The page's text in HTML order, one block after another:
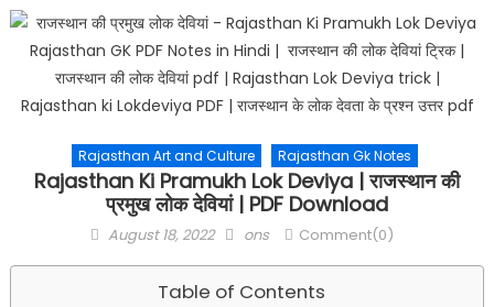
Rajasthan Art and Culture Rajasthan Gk Notes
Rajasthan Ki Pramukh Lok Deviya | राजस्थान की
प्रमुख लोक देवियां | PDF Download
Posted
August 18, 2022 Author
ons Comment(0)
Table of Contents